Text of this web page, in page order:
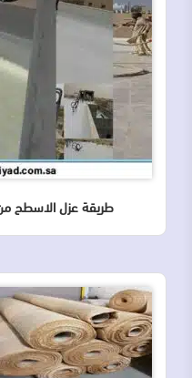
طريقة عزل الاسطح من